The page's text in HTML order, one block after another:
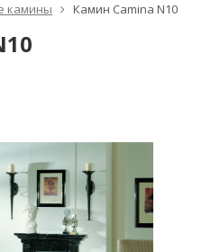
камины Камин Camina N10